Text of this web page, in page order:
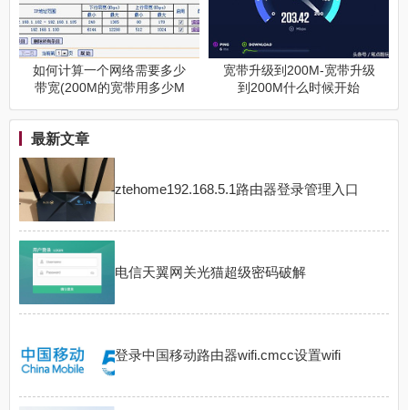
如何计算一个网络需要多少
带宽(200M的宽带用多少M
宽带升级到200M-宽带升级
到200M什么时候开始
最新文章
ztehome192.168.5.1路由器登录管理入口
电信天翼网关光猫超级密码破解
登录中国移动路由器wifi.cmcc设置wifi